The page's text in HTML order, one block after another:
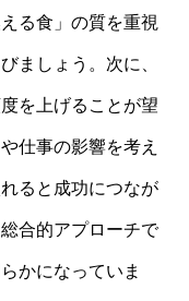
る食」の質を重視
ましょう。次に、
を上げることが望
仕事の影響を考え
ると成功につなが
合的アプローチで
かになっていま